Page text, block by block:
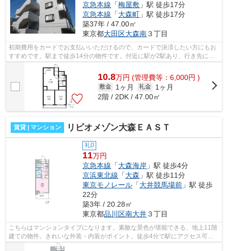
京急本線 「梅屋敷 」駅 徒歩17分
京急本線 「大森町 」駅 徒歩17分
築37年 / 47.00㎡
東京都大田区大森南３丁目
初期費用をカードでお支払いいただけるので、カードで決済したい方にもお
すすめです。駅まで徒歩14分の物件です。付近に駅が2駅あり、行き先に応
じて使い分けができます。こちらの物件...
10.8万円 (管理費等：6,000円 )
敷金 1ヶ月 礼金
1ヶ月
2階 / 2DK / 47.00㎡
賃貸 | マンション リビオメゾン大森ＥＡＳＴ
礼0
11万円
京急本線 「大森海岸 」駅 徒歩4分
京浜東北線 「大森 」駅 徒歩11分
東京モノレール 「大井競馬場前 」駅 徒歩
22分
築3年 / 20.28㎡
東京都品川区南大井３丁目
こちらはマンションタイプになります。素敵な景色が堪能できる、地上11階
建ての物件。きれいな外装・内装がポイント。徒歩4分で駅にアクセス可能
な、魅力的な駅近物件です。品川区エリ...